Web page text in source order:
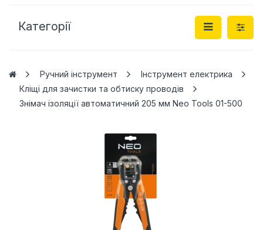
Категорії
Ручний інструмент
Інструмент електрика
Кліщі для зачистки та обтиску проводів
Знімач ізоляції автоматичний 205 мм Neo Tools 01-500